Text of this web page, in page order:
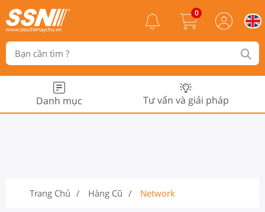
0
Danh mục Tư vấn và giải pháp
Trang Chủ Hàng Cũ Network